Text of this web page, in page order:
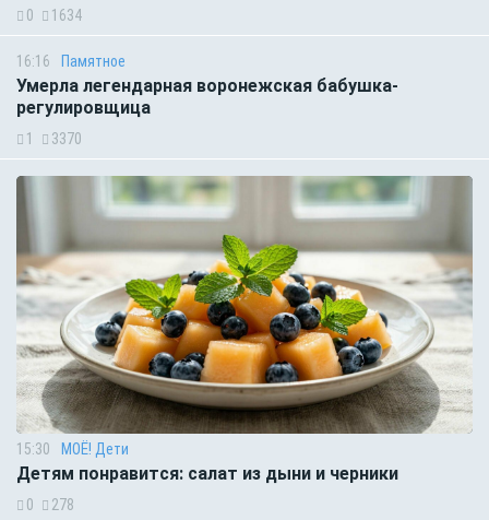
0 1634
16:16 Памятное
Умерла легендарная воронежская бабушка-
регулировщица
1 3370
15:30 МОЁ! Дети
Детям понравится: салат из дыни и черники
0 278